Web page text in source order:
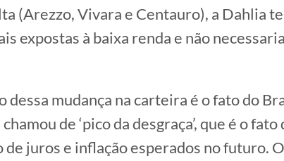
(Arezzo, Vivara e Centauro), a Dahlia
expostas à baixa renda e não
dessa mudança na carteira é o fato do
de ‘pico da desgraça’, que é o
juros e inflação esperados no futuro.